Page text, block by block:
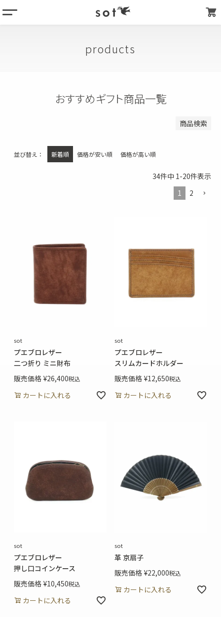
products
store list
products
おすすめギフト商品一覧
商品検索
検索
並び替え 新着順 価格が安い順 価格が高い順
34件中 1-20件表示
1
2
sot
プエブロレザー
二つ折り ミニ財布
販売価格 ¥26,400税込
カートに入れる
sot
プエブロレザー
スリムカードホルダー
販売価格 ¥12,650税込
カートに入れる
sot
プエブロレザー
押し口コインケース
販売価格 ¥10,450税込
カートに入れる
sot
革 京扇子
販売価格 ¥22,000税込
カートに入れる